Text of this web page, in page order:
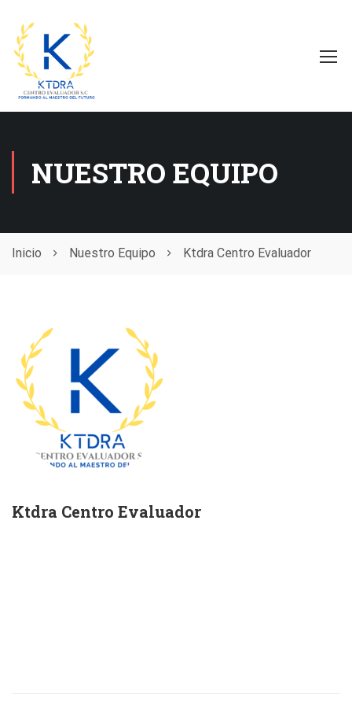
NUESTRO EQUIPO
Inicio Nuestro Equipo Ktdra Centro Evaluador
Ktdra Centro Evaluador